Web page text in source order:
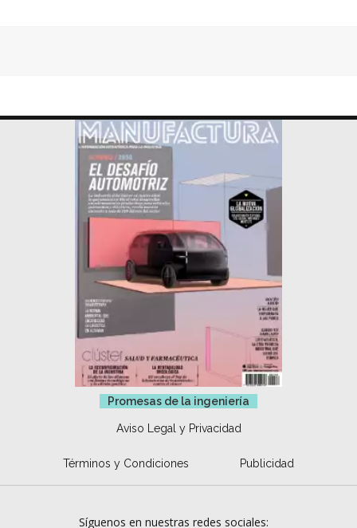
Promesas de la ingeniería
Aviso Legal y Privacidad
Términos y Condiciones Publicidad
Síguenos en nuestras redes sociales: